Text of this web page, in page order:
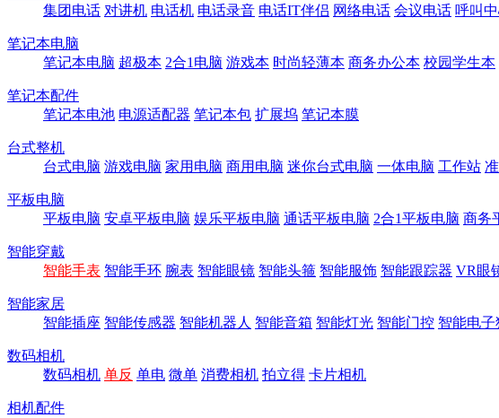
集团电话 对讲机 电话机 电话录音 电话IT伴侣 网络电话 会议电话 呼叫
笔记本电脑
笔记本电脑 超极本 2合1电脑 游戏本 时尚轻薄本 商务办公本 校园学生本
笔记本配件
笔记本电池 电源适配器 笔记本包 扩展坞 笔记本膜
台式整机
台式电脑 游戏电脑 家用电脑 商用电脑 迷你台式电脑 一体电脑 工作站
平板电脑
平板电脑 安卓平板电脑 娱乐平板电脑 通话平板电脑 2合1平板电脑 商务
智能穿戴
智能手表 智能手环 腕表 智能眼镜 智能头箍 智能服饰 智能跟踪器 VR眼
智能家居
智能插座 智能传感器 智能机器人 智能音箱 智能灯光 智能门控 智能电子
数码相机
数码相机 单反 单电 微单 消费相机 拍立得 卡片相机
相机配件